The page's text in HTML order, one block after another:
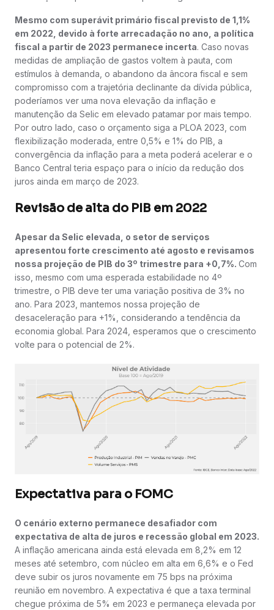
Mesmo com superávit primário fiscal previsto de 1,1%
em 2022, devido à forte arrecadação no ano, a política
fiscal a partir de 2023 permanece incerta. Caso novas
medidas de ampliação de gastos voltem à pauta, com
estímulos à demanda, o abandono da âncora fiscal e sem
compromisso com a trajetória declinante da dívida pública,
poderíamos ver uma nova elevação da inflação e
manutenção da Selic em elevado patamar por mais tempo.
Por outro lado, caso o orçamento siga a PLOA 2023, com
flexibilização moderada, entre 0,5% e 1% do PIB, a
convergência da inflação para a meta poderá acelerar e o
Banco Central teria espaço para o início da redução dos
juros ainda em março de 2023.
Revisão de alta do PIB em 2022
Apesar da Selic elevada, o setor de serviços
apresentou forte crescimento até agosto e revisamos
nossa projeção de PIB do 3º trimestre para +0,7%. Com
isso, mesmo com uma esperada estabilidade no 4º
trimestre, o PIB deve ter uma variação positiva de 3% no
ano. Para 2023, mantemos nossa projeção de
desaceleração para +1%, considerando a tendência da
economia global. Para 2024, esperamos que o crescimento
volte para o potencial de 2%.
Expectativa para o FOMC
O cenário externo permanece desafiador com
expectativa de alta de juros e recessão global em 2023.
A inflação americana ainda está elevada em 8,2% em 12
meses até setembro, com núcleo em alta em 6,6% e o Fed
deve subir os juros novamente em 75 bps na próxima
reunião em novembro. A expectativa é que a taxa terminal
chegue próxima de 5% em 2023 e permaneça elevada por